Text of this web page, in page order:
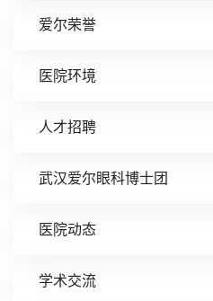
爱尔荣誉
医院环境
人才招聘
武汉爱尔眼科博士团
医院动态
学术交流